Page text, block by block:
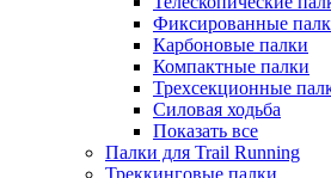
Фиксированные
Карбоновые палки
Компактные палки
Трехсекционные
Силовая ходьба
Показать все
Палки для Trail Running
Треккинговые палки